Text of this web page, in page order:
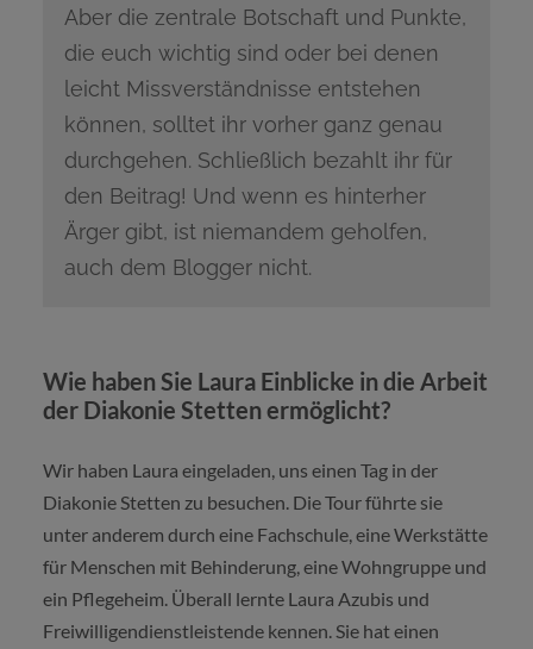
Aber die zentrale Botschaft und Punkte,
die euch wichtig sind oder bei denen
leicht Missverständnisse entstehen
können, solltet ihr vorher ganz genau
durchgehen. Schließlich bezahlt ihr für
den Beitrag! Und wenn es hinterher
Ärger gibt, ist niemandem geholfen,
auch dem Blogger nicht.
Wie haben Sie Laura Einblicke in die Arbeit
der Diakonie Stetten ermöglicht?
Wir haben Laura eingeladen, uns einen Tag in der
Diakonie Stetten zu besuchen. Die Tour führte sie
unter anderem durch eine Fachschule, eine Werkstätte
für Menschen mit Behinderung, eine Wohngruppe und
ein Pflegeheim. Überall lernte Laura Azubis und
Freiwilligendienstleistende kennen. Sie hat einen